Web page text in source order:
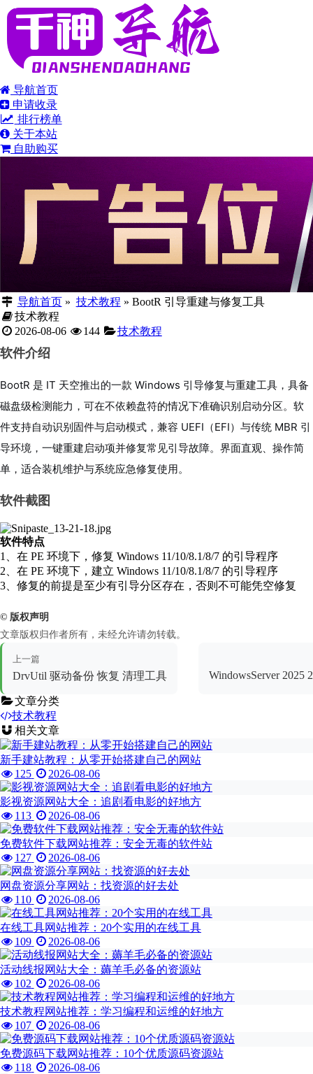
导航首页
申请收录
排行榜单
关于本站
自助购买
导航首页» 技术教程 » BootR 引导重建与修复工具
技术教程
2026-08-06
144 技术教程
软件介绍
BootR 是 IT 天空推出的一款 Windows 引导修复与重建工具，具备
磁盘级检测能力，可在不依赖盘符的情况下准确识别启动分区。软
件支持自动识别固件与启动模式，兼容 UEFI（EFI）与传统 MBR 引
导环境，一键重建启动项并修复常见引导故障。界面直观、操作简
单，适合装机维护与系统应急修复使用。
软件截图
软件特点
1、在 PE 环境下，修复 Windows 11/10/8.1/8/7 的引导程序
2、在 PE 环境下，建立 Windows 11/10/8.1/8/7 的引导程序
3、修复的前提是至少有引导分区存在，否则不可能凭空修复
© 版权声明
文章版权归作者所有，未经允许请勿转载。
上一篇
DrvUtil 驱动备份 恢复 清理工具 WindowsServer 2025
文章分类
技术教程
相关文章
新手建站教程：从零开始搭建自己的网站
125
2026-08-06
影视资源网站大全：追剧看电影的好地方
113
2026-08-06
免费软件下载网站推荐：安全无毒的软件站
127
2026-08-06
网盘资源分享网站：找资源的好去处
110
2026-08-06
在线工具网站推荐：20个实用的在线工具
109
2026-08-06
活动线报网站大全：薅羊毛必备的资源站
102
2026-08-06
技术教程网站推荐：学习编程和运维的好地方
107
2026-08-06
免费源码下载网站推荐：10个优质源码资源站
118
2026-08-06